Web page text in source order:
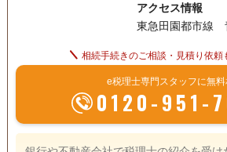
アクセス情報
東急田園都市線
相続手続きのご相談・見積り依頼
e税理士専門スタッフに無料
0120-951-